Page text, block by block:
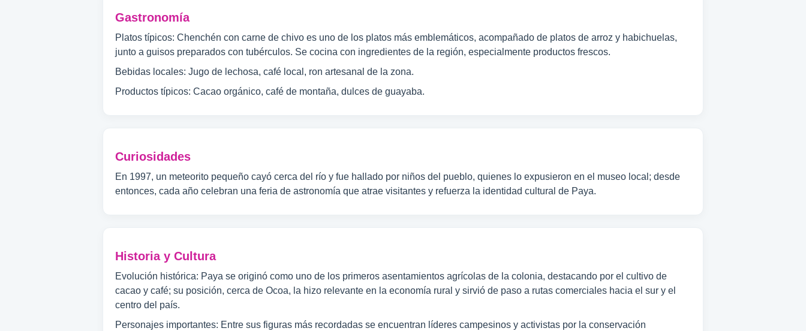
Gastronomía
Platos típicos: Chenchén con carne de chivo es uno de los platos más emblemáticos, acompañado de platos de arroz y habichuelas,
junto a guisos preparados con tubérculos. Se cocina con ingredientes de la región, especialmente productos frescos.
Bebidas locales: Jugo de lechosa, café local, ron artesanal de la zona.
Productos típicos: Cacao orgánico, café de montaña, dulces de guayaba.
Curiosidades
En 1997, un meteorito pequeño cayó cerca del río y fue hallado por niños del pueblo, quienes lo expusieron en el museo local; desde
entonces, cada año celebran una feria de astronomía que atrae visitantes y refuerza la identidad cultural de Paya.
Historia y Cultura
Evolución histórica: Paya se originó como uno de los primeros asentamientos agrícolas de la colonia, destacando por el cultivo de
cacao y café; su posición, cerca de Ocoa, la hizo relevante en la economía rural y sirvió de paso a rutas comerciales hacia el sur y el
centro del país.
Personajes importantes: Entre sus figuras más recordadas se encuentran líderes campesinos y activistas por la conservación